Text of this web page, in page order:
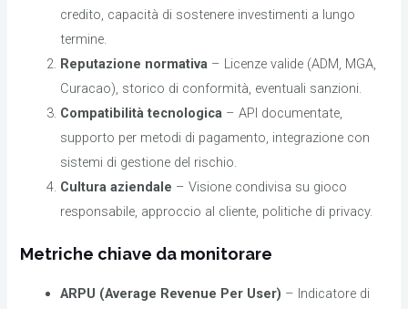
credito, capacità di sostenere investimenti a lungo
termine.
Reputazione normativa – Licenze valide (ADM, MGA,
Curacao), storico di conformità, eventuali sanzioni.
Compatibilità tecnologica – API documentate,
supporto per metodi di pagamento, integrazione con
sistemi di gestione del rischio.
Cultura aziendale – Visione condivisa su gioco
responsabile, approccio al cliente, politiche di privacy.
Metriche chiave da monitorare
ARPU (Average Revenue Per User) – Indicatore di